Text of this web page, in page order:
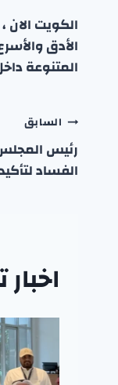
الكويت الان
الأدق
المتنوعة
تصفّح
السابق
رئيس
الفساد